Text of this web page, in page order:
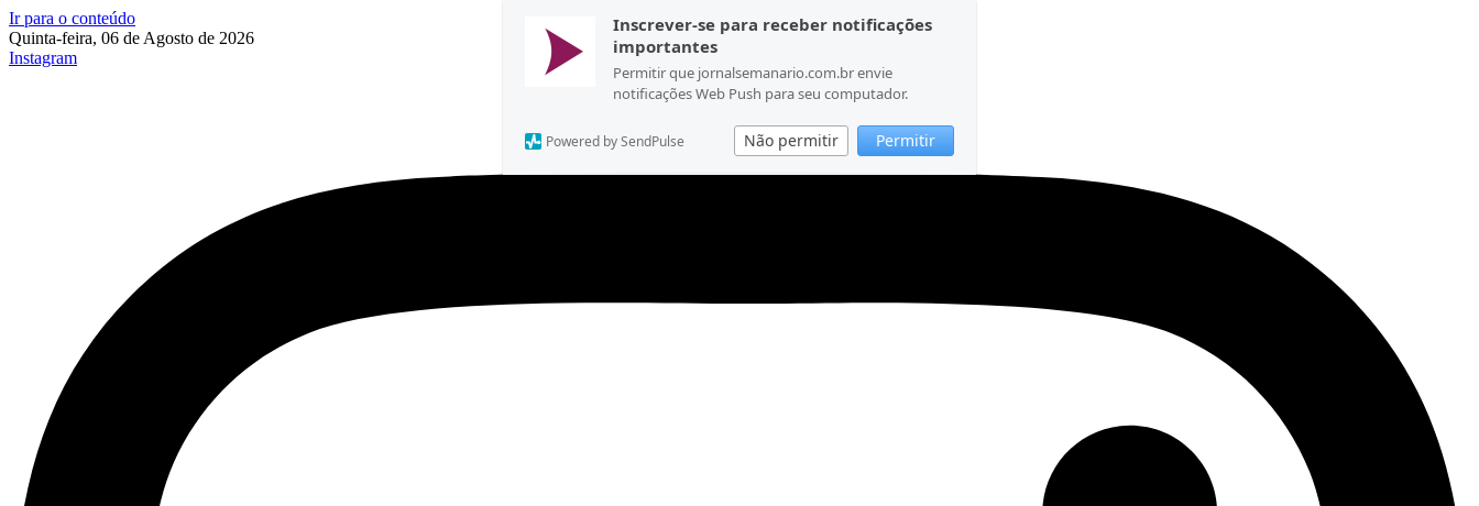
Inscrever-se para receber notificações
importantes
Permitir que jornalsemanario.com.br envie
notificações Web Push para seu computador.
Não permitir Permitir
Powered by SendPulse
Ir para o conteúdo
Quinta-feira, 06 de Agosto de 2026
Instagram